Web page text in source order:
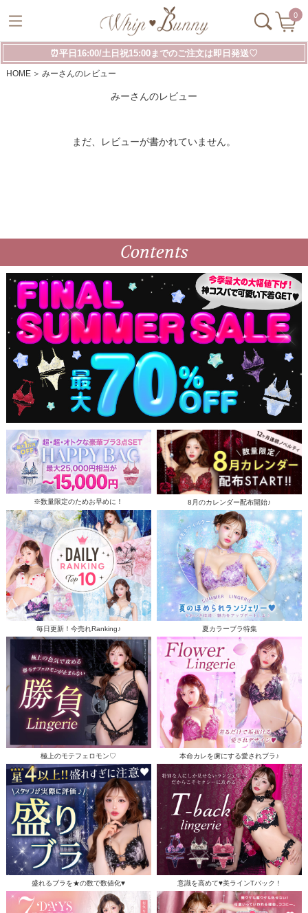
0
⏰平日16:00/土日祝15:00までのご注文は即日発送♡
HOME みーさんのレビュー
みーさんのレビュー
まだ、レビューが書かれていません。
Contents
※数量限定のためお早めに！ 8月のカレンダー配布開始♪
毎日更新！今売れRanking♪ 夏カラーブラ特集
極上のモテフェロモン♡ 本命カレを虜にする愛されブラ♪
盛れるブラを★の数で数値化♥ 意識を高めて♥美ラインTバック！